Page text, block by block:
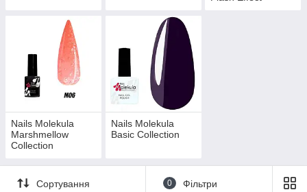
Nails Molekula
Marshmellow
Collection
Nails Molekula
Basic Collection
Сортування 0 Фільтри